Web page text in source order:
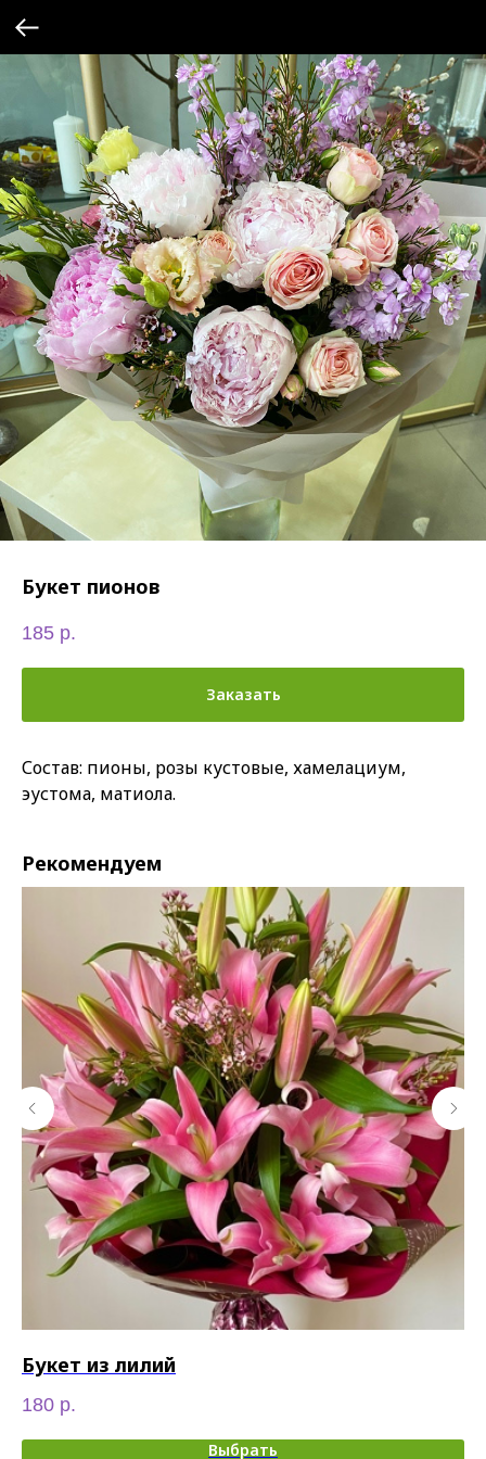
Букет пионов
185 р.
Заказать
Состав: пионы, розы кустовые, хамелациум,
эустома, матиола.
Рекомендуем
Букет из лилий
180 р.
Выбрать